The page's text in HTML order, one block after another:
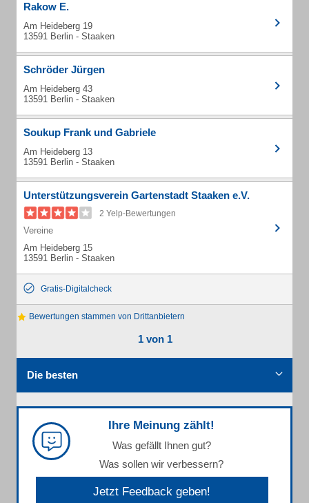
Rakow E.
Am Heideberg 19
13591 Berlin - Staaken
Schröder Jürgen
Am Heideberg 43
13591 Berlin - Staaken
Soukup Frank und Gabriele
Am Heideberg 13
13591 Berlin - Staaken
Unterstützungsverein Gartenstadt Staaken e.V.
2 Yelp-Bewertungen
Vereine
Am Heideberg 15
13591 Berlin - Staaken
Gratis-Digitalcheck
Bewertungen stammen von Drittanbietern
1 von 1
Die besten
Ihre Meinung zählt!
Was gefällt Ihnen gut?
Was sollen wir verbessern?
Jetzt Feedback geben!